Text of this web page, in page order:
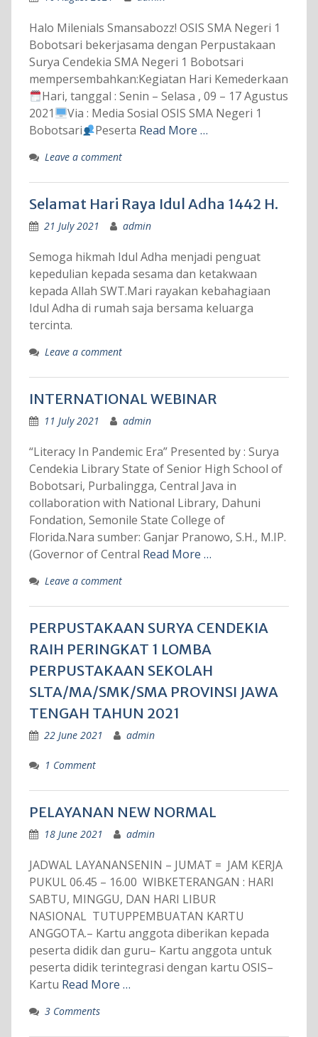
Halo Milenials Smansabozz! OSIS SMA Negeri 1
Bobotsari bekerjasama dengan Perpustakaan
Surya Cendekia SMA Negeri 1 Bobotsari
mempersembahkan:Kegiatan Hari Kemederkaan
Hari, tanggal : Senin – Selasa , 09 – 17 Agustus
2021
Via : Media Sosial OSIS SMA Negeri 1
Bobotsari
Peserta Read More …
Leave a comment
Selamat Hari Raya Idul Adha 1442 H.
21 July 2021 admin
Semoga hikmah Idul Adha menjadi penguat
kepedulian kepada sesama dan ketakwaan
kepada Allah SWT.Mari rayakan kebahagiaan
Idul Adha di rumah saja bersama keluarga
tercinta.
Leave a comment
INTERNATIONAL WEBINAR
11 July 2021 admin
“Literacy In Pandemic Era” Presented by : Surya
Cendekia Library State of Senior High School of
Bobotsari, Purbalingga, Central Java in
collaboration with National Library, Dahuni
Fondation, Semonile State College of
Florida.Nara sumber: Ganjar Pranowo, S.H., M.IP.
(Governor of Central Read More …
Leave a comment
PERPUSTAKAAN SURYA CENDEKIA
RAIH PERINGKAT 1 LOMBA
PERPUSTAKAAN SEKOLAH
SLTA/MA/SMK/SMA PROVINSI JAWA
TENGAH TAHUN 2021
22 June 2021 admin
1 Comment
PELAYANAN NEW NORMAL
18 June 2021 admin
JADWAL LAYANANSENIN – JUMAT = JAM KERJA
PUKUL 06.45 – 16.00 WIBKETERANGAN : HARI
SABTU, MINGGU, DAN HARI LIBUR
NASIONAL TUTUPPEMBUATAN KARTU
ANGGOTA.– Kartu anggota diberikan kepada
peserta didik dan guru– Kartu anggota untuk
peserta didik terintegrasi dengan kartu OSIS–
Kartu Read More …
3 Comments